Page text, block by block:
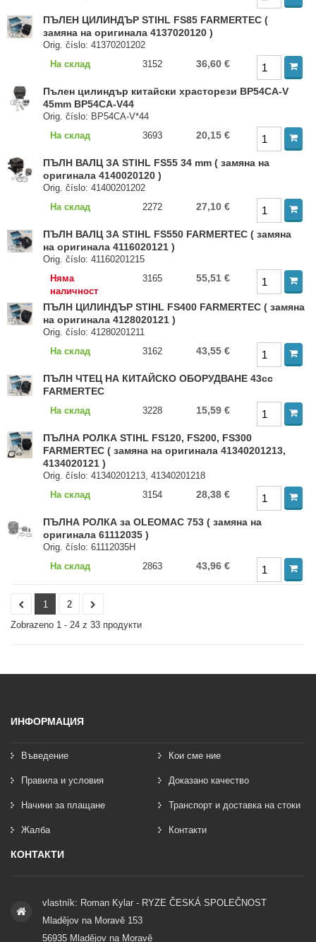
ПЪЛЕН ЦИЛИНДЪР STIHL FS85 FARMERTEC (
замяна на оригинала 4137020120 )
Orig. číslo: 41370201202
На склад
3152 36,60 €
Пълен цилиндър китайски храсторези BP54CA-V
45mm BP54CA-V44
Orig. číslo: BP54CA-V*44
На склад
3693 20,15 €
ПЪЛН ВАЛЦ ЗА STIHL FS55 34 mm ( замяна на
оригинала 4140020120 )
Orig. číslo: 41400201202
На склад
2272 27,10 €
ПЪЛН ВАЛЦ ЗА STIHL FS550 FARMERTEC ( замяна
на оригинала 4116020121 )
Orig. číslo: 41160201215
Няма
наличност
3165 55,51 €
ПЪЛН ЦИЛИНДЪР STIHL FS400 FARMERTEC ( замяна
на оригинала 4128020121 )
Orig. číslo: 41280201211
На склад
3162 43,55 €
ПЪЛН ЧТЕЦ НА КИТАЙСКО ОБОРУДВАНЕ 43cc
FARMERTEC
На склад 3228 15,59 €
ПЪЛНА РОЛКА STIHL FS120, FS200, FS300
FARMERTEC ( замяна на оригинала 41340201213,
4134020121 )
Orig. číslo: 41340201213, 41340201218
На склад
3154 28,38 €
ПЪЛНА РОЛКА за OLEOMAC 753 ( замяна на
оригинала 61112035 )
Orig. číslo: 61112035H
На склад
2863 43,96 €
1
2
Zobrazeno 1 - 24 z 33 продукти
ИНФОРМАЦИЯ
Въведение Кои сме ние
Правила и условия Доказано качество
Начини за плащане Транспорт и доставка на стоки
Жалба Контакти
КОНТАКТИ
vlastník: Roman Kylar - RYZE ČESKÁ SPOLEČNOST
Mladějov na Moravě 153
56935 Mladějov na Moravě